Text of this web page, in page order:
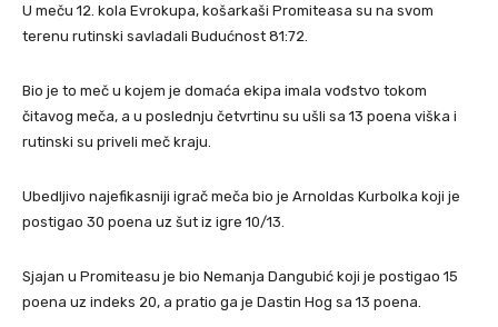
U meču 12. kola Evrokupa, košarkaši Promiteasa su na svom
terenu rutinski savladali Budućnost 81:72.
Bio je to meč u kojem je domaća ekipa imala vođstvo tokom
čitavog meča, a u poslednju četvrtinu su ušli sa 13 poena viška i
rutinski su priveli meč kraju.
Ubedljivo najefikasniji igrač meča bio je Arnoldas Kurbolka koji je
postigao 30 poena uz šut iz igre 10/13.
Sjajan u Promiteasu je bio Nemanja Dangubić koji je postigao 15
poena uz indeks 20, a pratio ga je Dastin Hog sa 13 poena.